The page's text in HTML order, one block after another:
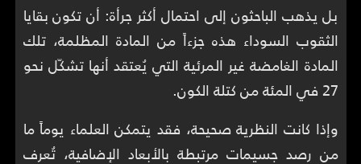
بل يذهب الباحثون إلى احتمال أكثر جرأة: أن تكون بقايا
الثقوب السوداء هذه جزءاً من المادة المظلمة، تلك
المادة الغامضة غير المرئية التي يُعتقد أنها تشكّل نحو
27 في المئة من كتلة الكون.
وإذا كانت النظرية صحيحة، فقد يتمكن العلماء يوماً ما
من رصد جسيمات مرتبطة بالأبعاد الإضافية، تُعرف